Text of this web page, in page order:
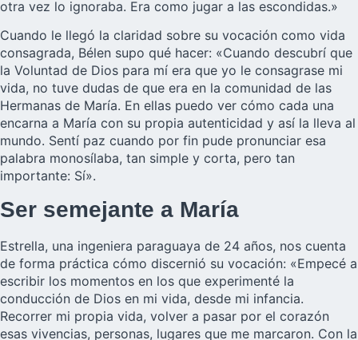
otra vez lo ignoraba. Era como jugar a las escondidas.»
Cuando le llegó la claridad sobre su vocación como vida
consagrada, Bélen supo qué hacer: «Cuando descubrí que
la Voluntad de Dios para mí era que yo le consagrase mi
vida, no tuve dudas de que era en la comunidad de las
Hermanas de María. En ellas puedo ver cómo cada una
encarna a María con su propia autenticidad y así la lleva al
mundo. Sentí paz cuando por fin pude pronunciar esa
palabra monosílaba, tan simple y corta, pero tan
importante: Sí».
Ser semejante a María
Estrella, una ingeniera paraguaya de 24 años, nos cuenta
de forma práctica cómo discernió su vocación: «Empecé a
escribir los momentos en los que experimenté la
conducción de Dios en mi vida, desde mi infancia.
Recorrer mi propia vida, volver a pasar por el corazón
esas vivencias, personas, lugares que me marcaron. Con la